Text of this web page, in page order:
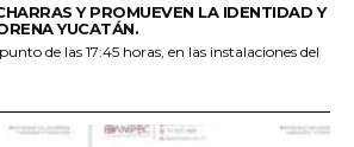
Y PROMUEVEN LA IDENTIDAD Y
YUCATÁN.
de las 17:45 horas, en las instalaciones del